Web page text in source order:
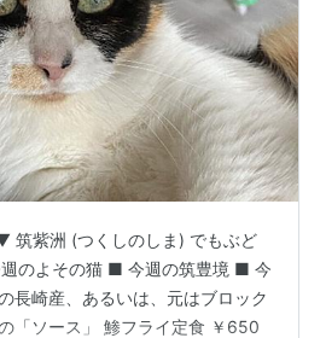
社/メーカー:クレオ
日: 2005/07
ィア:単行本
ック: 5回
商品を含むブログ (7件) を見る
野茂のアイヌ語辞典
者:萱野茂
版社/メーカー:三省堂
売日: 2002/10/01
ディア:ハードカバー
リック: 10回
筑紫洲 (つくしのしま) でもぶど
のよその猫 ■ 今週の筑豊境 ■ 今
長崎産、あるいは、元はブロック
「ソース」 鯵フライ定食 ￥650